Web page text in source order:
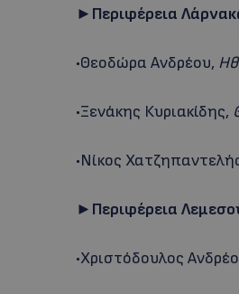
►Περιφέρεια
•Θεοδώρα Ανδρέου,
•Ξενάκης Κυριακίδης,
•Νίκος
►Περιφέρεια
•Χριστόδουλος